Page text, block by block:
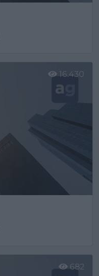
16.430
682